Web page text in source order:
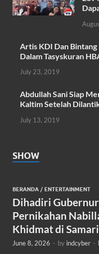
k
p
Artis KDI Dan
Dalam Tasyskuran
July 23, 2019
Abdullah Sani Siap
Kaltim Setelah
July 13, 2019
SHOW
BERANDA / ENTERTAINMENT
Dihadiri Gubernur
Pernikahan
Khidmat di
June 8, 2026 - by indcyber -